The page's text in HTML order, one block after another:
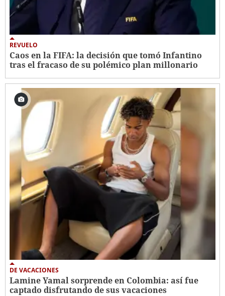
REVUELO
Caos en la FIFA: la decisión que tomó Infantino
tras el fracaso de su polémico plan millonario
DE VACACIONES
Lamine Yamal sorprende en Colombia: así fue
captado disfrutando de sus vacaciones